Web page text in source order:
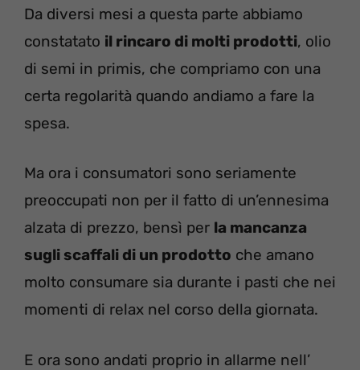
Da diversi mesi a questa parte abbiamo
constatato il rincaro di molti prodotti, olio
di semi in primis, che compriamo con una
certa regolarità quando andiamo a fare la
spesa.
Ma ora i consumatori sono seriamente
preoccupati non per il fatto di un’ennesima
alzata di prezzo, bensì per la mancanza
sugli scaffali di un prodotto che amano
molto consumare sia durante i pasti che nei
momenti di relax nel corso della giornata.
E ora sono andati proprio in allarme nell’